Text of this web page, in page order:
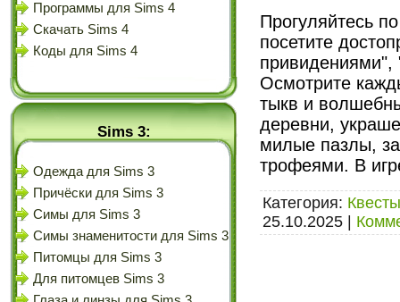
Программы для Sims 4
Скачать Sims 4
Коды для Sims 4
Sims 3:
Одежда для Sims 3
Причёски для Sims 3
Симы для Sims 3
Симы знаменитости для Sims 3
Питомцы для Sims 3
Для питомцев Sims 3
Прогуляйтесь
посетите
привидениями",
Осмотрите
тыкв и
деревни,
милые пазлы,
трофеями. В
Категория:
25.10.2025 |